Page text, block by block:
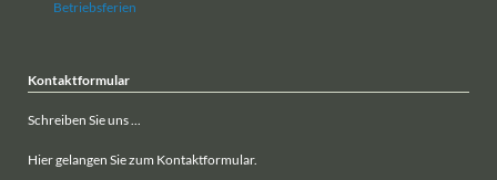
Betriebsferien
Kontaktformular
Schreiben Sie uns ...
Hier gelangen Sie zum Kontaktformular.